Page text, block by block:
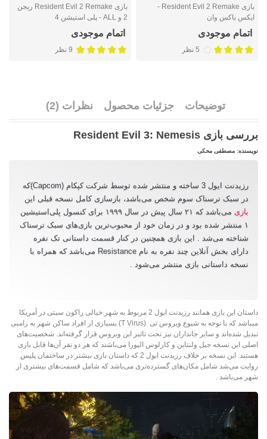
بازی Resident Evil 2 Remake -
ایکس باکس وان
اتمام موجودی
5 نظر
بازی Resident Evil 2 Remake ریجن
2 و ALL - پلی استیشن 4
اتمام موجودی
9 نظر
توضیحات جزئیات محصول نظرات (2)
بررسی بازی Resident Evil 3: Nemesis
نویسنده: مصطفی محکی
رزیدنت ایول 3 ساخته و منتشر شده توسط شرکت کپکام (Capcom)که
در سبک ترسناک سوم شخص می‌باشد، بازسازی کامل نسخه قبلی این
بازی
می‌باشد که ۲۱ سال پیش در سال ۱۹۹۹ برای کنسول پلی‌استیشین
۱ منتشر شده بود و در زمان خود از محبوب‌ترین بازی‌های سبک ترسناک
شناخته می‌شد . این بازی همچنین در کنار قسمت داستانی تک نفره
دارای بخش آنلاین چند نفره به نام Resistance می‌باشد که همراه با
نسخه داستانی بازی منتشر می‌شود .
داستان این بازی همانند رزیدنت ایول 2 مربوط به شهر خیالی راکون سیتی در آمریکا
میباشد که با توجه به شیوع ویروس تی (T Virus) بسیاری از افراد ساکن شهر به زامبی
تبدیل شده‌اند و سایر جانداران نیز تحت تاثیر این ویروس قرار گرفته‌اند. شخصیت‌های
اصلی این نسخه جیل ولنتاین و کارلوس الیورا می‌باشند که هر دو نفر آن‌ها قابل بازی
هستند. این نسخه بر خلاف رزیدنت ایول 2 که داستان بازی بیشتر در ساختمان پلیس
روایت می‌شد شامل مکان‌های گسترده‌تری می‌باشد که شامل قسمت‌های بیشتری از
شهر می‌باشد .